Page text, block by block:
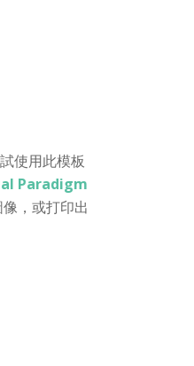
使用此模板
Paradigm
，或打印出